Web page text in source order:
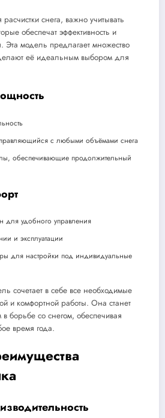
снега, важно учитывать
обеспечат эффективность и
Эта модель предлагает множество
её идеальным выбором для
с любыми объёмами снега
обеспечивающие продолжительный
удобного управления
и эксплуатации
для настройки под индивидуальные
сочетает в себе все необходимые
и комфортной работы. Она станет
со снегом, обеспечивая
время года.